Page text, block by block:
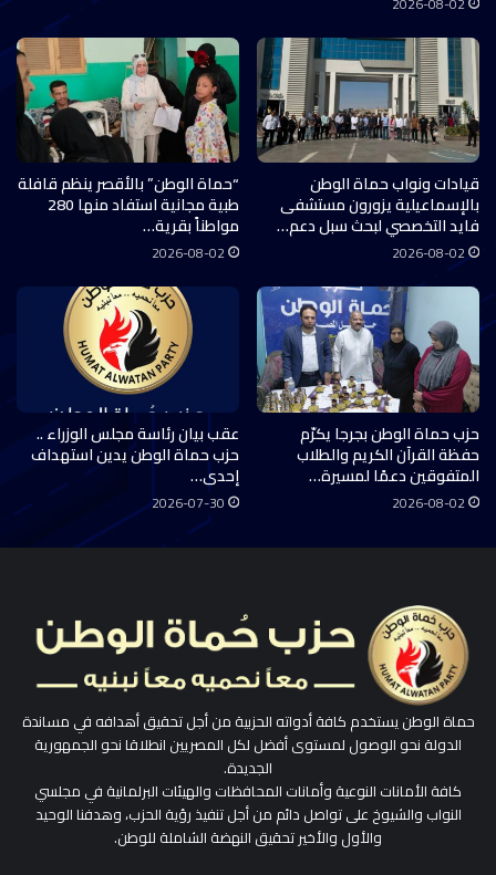
قيادات ونواب حماة الوطن
بالإسماعيلية يزورون مستشفى
فايد التخصصي لبحث سبل دعم…
2026-08-02
“حماة الوطن” بالأقصر ينظم قافلة
طبية مجانية استفاد منها 280
مواطناً بقرية…
2026-08-02
حزب حماة الوطن بجرجا يكرّم
حفظة القرآن الكريم والطلاب
المتفوقين دعمًا لمسيرة…
2026-08-02
عقب بيان رئاسة مجلس الوزراء ..
حزب حماة الوطن يدين استهداف
إحدى…
2026-07-30
حماة الوطن يستخدم كافة أدواته الحزبية من أجل تحقيق أهدافه في مساندة
الدولة نحو الوصول لمستوى أفضل لكل المصريين انطلاقا نحو الجمهورية
الجديدة.
كافة الأمانات النوعية وأمانات المحافظات والهيئات البرلمانية في مجلسي
النواب والشيوخ على تواصل دائم من أجل تنفيذ رؤية الحزب، وهدفنا الوحيد
والأول والأخير تحقيق النهضة الشاملة للوطن.